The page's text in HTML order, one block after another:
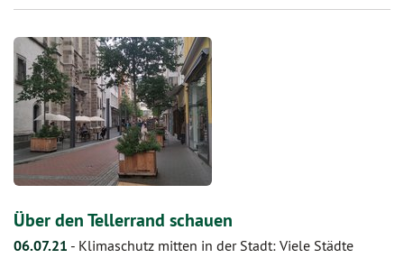
Über den Tellerrand schauen
06.07.21 - Klimaschutz mitten in der Stadt: Viele Städte